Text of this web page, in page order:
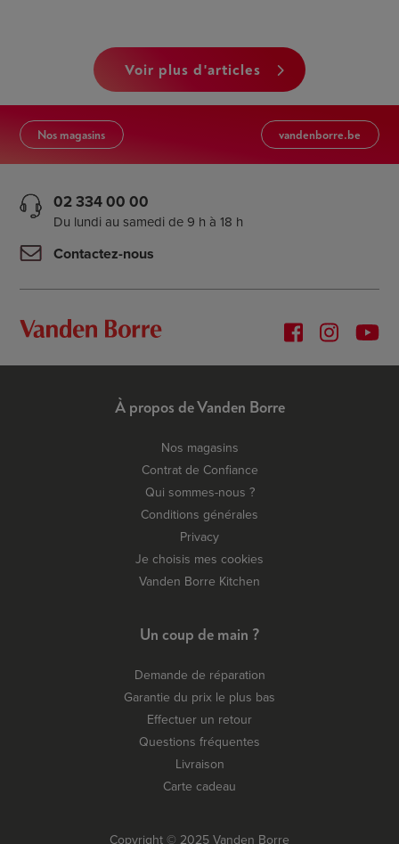
voir plus d'articles
Nos magasins vandenborre.be
02 334 00 00
Du lundi au samedi de 9 h à 18 h
Contactez-nous
À propos de Vanden Borre
Nos magasins
Contrat de Confiance
Qui sommes-nous ?
Conditions générales
Privacy
Je choisis mes cookies
Vanden Borre Kitchen
Un coup de main ?
Demande de réparation
Garantie du prix le plus bas
Effectuer un retour
Questions fréquentes
Livraison
Carte cadeau
Copyright © 2025 Vanden Borre